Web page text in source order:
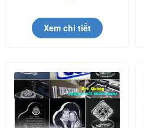
Xem chi tiết